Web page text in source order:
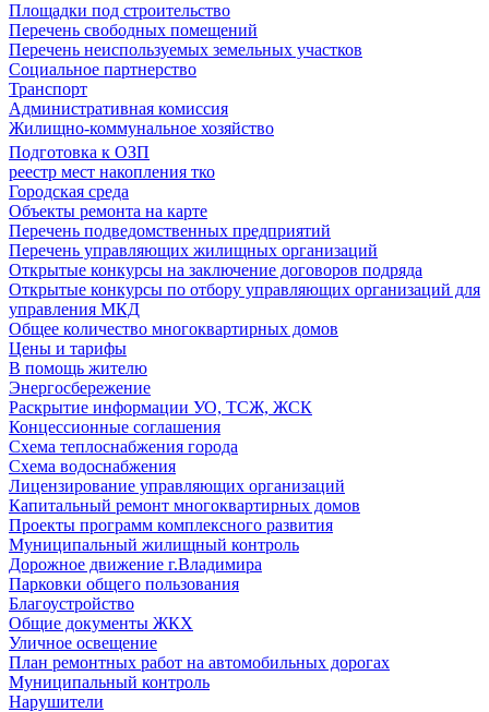
Площадки под строительство
Перечень свободных помещений
Перечень неиспользуемых земельных участков
Социальное партнерство
Транспорт
Административная комиссия
Жилищно-коммунальное хозяйство
Подготовка к ОЗП
реестр мест накопления тко
Городская среда
Объекты ремонта на карте
Перечень подведомственных предприятий
Перечень управляющих жилищных организаций
Открытые конкурсы на заключение договоров подряда
Открытые конкурсы по отбору управляющих организаций для
управления МКД
Общее количество многоквартирных домов
Цены и тарифы
В помощь жителю
Энергосбережение
Раскрытие информации УО, ТСЖ, ЖСК
Концессионные соглашения
Схема теплоснабжения города
Схема водоснабжения
Лицензирование управляющих организаций
Капитальный ремонт многоквартирных домов
Проекты программ комплексного развития
Муниципальный жилищный контроль
Дорожное движение г.Владимира
Парковки общего пользования
Благоустройство
Общие документы ЖКХ
Уличное освещение
План ремонтных работ на автомобильных дорогах
Муниципальный контроль
Нарушители